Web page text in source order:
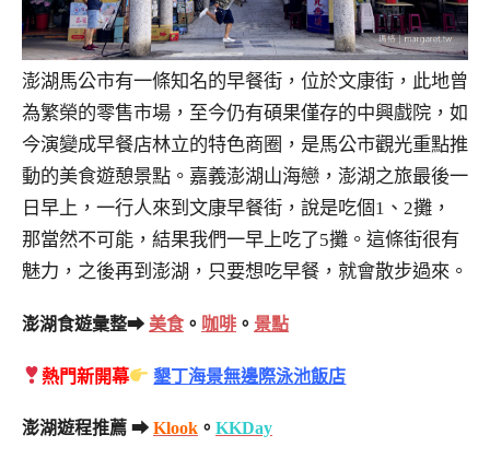
澎湖馬公市有一條知名的早餐街，位於文康街，此地曾
為繁榮的零售市場，至今仍有碩果僅存的中興戲院，如
今演變成早餐店林立的特色商圈，是馬公市觀光重點推
動的美食遊憩景點。嘉義澎湖山海戀，澎湖之旅最後一
日早上，一行人來到文康早餐街，說是吃個1、2攤，
那當然不可能，結果我們一早上吃了5攤。這條街很有
魅力，之後再到澎湖，只要想吃早餐，就會散步過來。
澎湖食遊彙整➡ 美食。 咖啡 。 景點
熱門新開幕 墾丁海景無邊際泳池飯店
澎湖遊程推薦 ➡ Klook 。 KKDay